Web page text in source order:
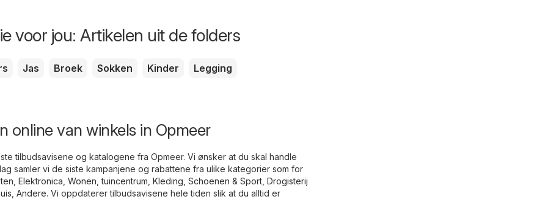
voor jou: Artikelen uit de folders
Jas Broek Sokken Kinder
Legging
online van winkels in Opmeer
tilbudsavisene og katalogene fra Opmeer. Vi ønsker at du skal handle
samler vi de siste kampanjene og rabattene fra ulike kategorier som for
Elektronica Wonen, tuincentrum Kleding, Schoenen & Sport Drogisterij
Andere. Vi oppdaterer tilbudsavisene hele tiden slik at du alltid er